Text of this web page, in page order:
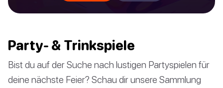
Party- & Trinkspiele
Bist du auf der Suche nach lustigen Partyspielen für
deine nächste Feier? Schau dir unsere Sammlung